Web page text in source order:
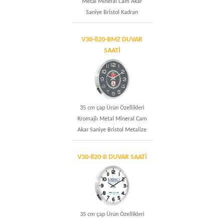
Metal Mineral Cam Akar
Saniye Bristol Kadran
V30-820-BMZ DUVAR
SAATİ
35 cm çap Ürün Özellikleri
Kromajlı Metal Mineral Cam
Akar Saniye Bristol Metalize
V30-820-B DUVAR SAATİ
35 cm çap Ürün Özellikleri